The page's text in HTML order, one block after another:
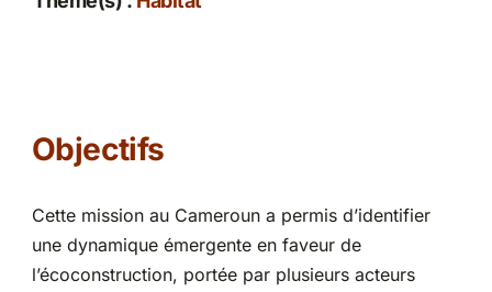
Ressources
Partenariats
Objectifs
Cette mission au Cameroun a permis d’identifier
une dynamique émergente en faveur de
l’écoconstruction, portée par plusieurs acteurs